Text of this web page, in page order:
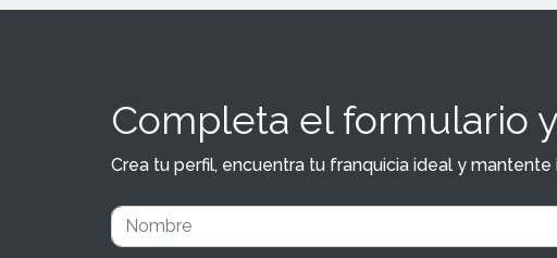
Completa el formulario
Crea tu perfil, encuentra tu franquicia ideal y